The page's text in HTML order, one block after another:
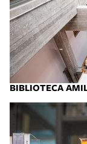
BIBLIOTECA